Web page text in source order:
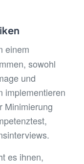
einem
sowohl
und
implementieren
Minimierung
es ihnen,